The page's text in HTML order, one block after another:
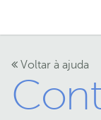
Voltar à ajuda